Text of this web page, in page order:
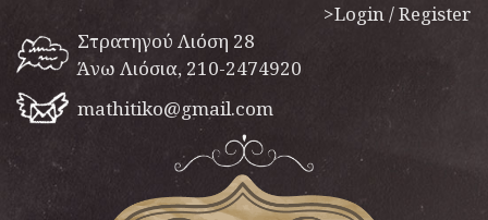
>Login / Register
Στρατηγού Λιόση 28
Άνω Λιόσια, 210-2474920
mathitiko@gmail.com